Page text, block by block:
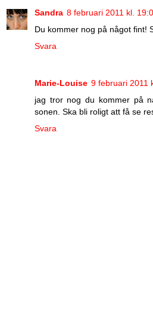
Sandra 8 februari 2011 kl.
Du kommer nog på något fint!
Svara
Marie-Louise 9 februari 2011
jag tror nog du kommer på
sonen. Ska bli roligt att få se
Svara